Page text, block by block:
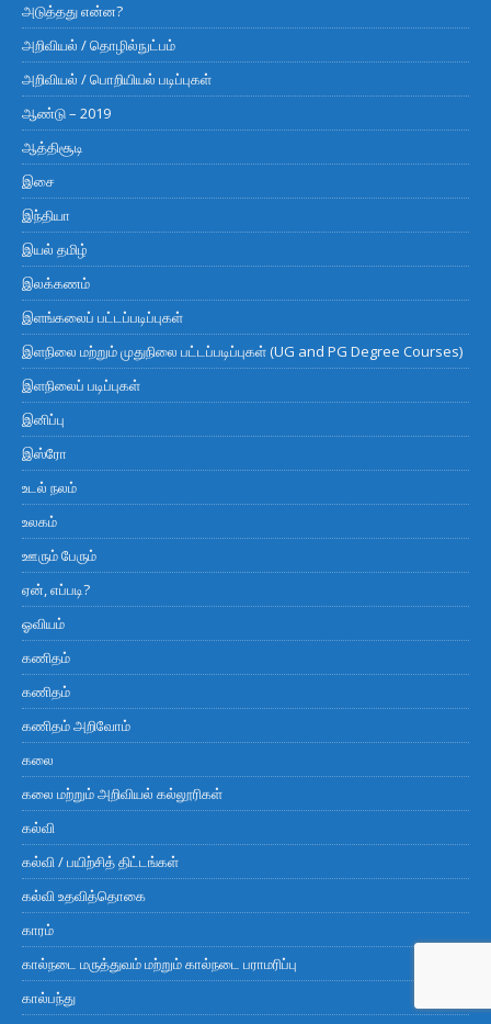
அடுத்தது என்ன?
அறிவியல் / தொழில்நுட்பம்
அறிவியல் / பொறியியல் படிப்புகள்
ஆண்டு – 2019
ஆத்திசூடி
இசை
இந்தியா
இயல் தமிழ்
இலக்கணம்
இளங்கலைப் பட்டப்படிப்புகள்
இளநிலை மற்றும் முதுநிலை பட்டப்படிப்புகள் (UG and PG Degree Courses)
இளநிலைப் படிப்புகள்
இனிப்பு
இஸ்ரோ
உடல் நலம்
உலகம்
ஊரும் பேரும்
ஏன், எப்படி?
ஓவியம்
கணிதம்
கணிதம்
கணிதம் அறிவோம்
கலை
கலை மற்றும் அறிவியல் கல்லூரிகள்
கல்வி
கல்வி / பயிற்சித் திட்டங்கள்
கல்வி உதவித்தொகை
காரம்
கால்நடை மருத்துவம் மற்றும் கால்நடை பராமரிப்பு
கால்பந்து